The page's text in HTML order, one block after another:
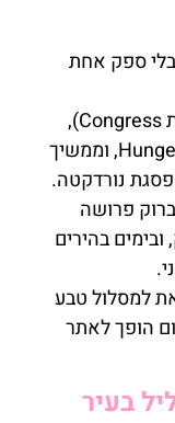
ספק אחת
הרכבל יוצא ממש ממרכז העיר (תחנת Congress),
עובר בתחנת ביניים יפהפייה ב-Hungerburg, וממשיך
פרושה
בהירים
למסלול טבע
הופך לאתר
בעיר